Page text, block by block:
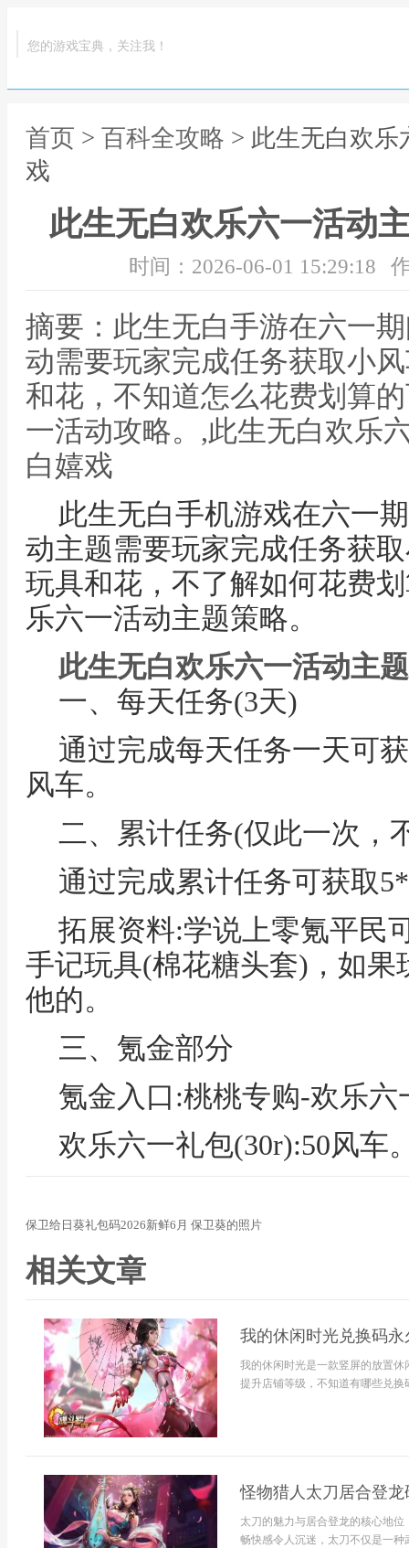
您的游戏宝典，关注我！
首页 > 百科全攻略 > 此生无白欢乐
戏
此生无白欢乐六一活动
时间：2026-06-01 15:29:18
摘要：此生无白手游在六一
动需要玩家完成任务获取小
和花，不知道怎么花费划算
一活动攻略。,此生无白欢乐
白嬉戏
此生无白手机游戏在六一
动主题需要玩家完成任务获
玩具和花，不了解如何花费
乐六一活动主题策略。
此生无白欢乐六一活动主
一、每天任务(3天)
通过完成每天任务一天可
风车。
二、累计任务(仅此一次，
通过完成累计任务可获取
拓展资料:学说上零氪平民
手记玩具(棉花糖头套)，如
他的。
三、氪金部分
氪金入口:桃桃专购-欢乐六
欢乐六一礼包(30r):50风车
保卫给日葵礼包码2026新鲜6月 保卫葵的照片
相关文章
我的休闲时光兑换码永
我的休闲时光是一款竖屏的放置
提升店铺等级，不知道有哪些兑换
怪物猎人太刀居合登龙
太刀的魅力与居合登龙的核心地
畅快感令人沉迷，太刀不仅是一